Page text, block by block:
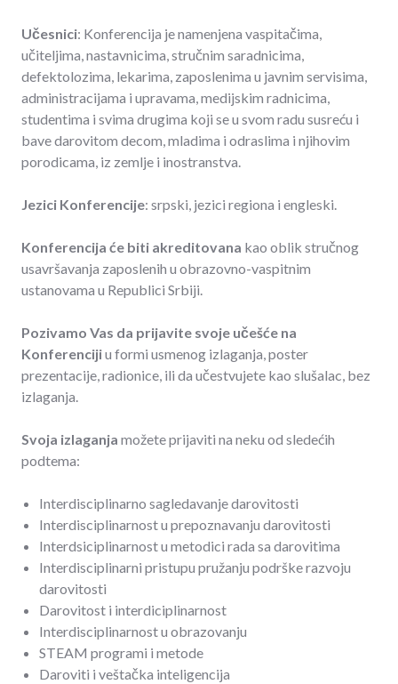
Učesnici: Konferencija je namenjena vaspitačima,
učiteljima, nastavnicima, stručnim saradnicima,
defektolozima, lekarima, zaposlenima u javnim servisima,
administracijama i upravama, medijskim radnicima,
studentima i svima drugima koji se u svom radu susreću i
bave darovitom decom, mladima i odraslima i njihovim
porodicama, iz zemlje i inostranstva.
Jezici Konferencije: srpski, jezici regiona i engleski.
Konferencija će biti akreditovana kao oblik stručnog
usavršavanja zaposlenih u obrazovno-vaspitnim
ustanovama u Republici Srbiji.
Pozivamo Vas da prijavite svoje učešće na
Konferencijiu formi usmenog izlaganja, poster
prezentacije, radionice, ili da učestvujete kao slušalac, bez
izlaganja.
Svoja izlaganja možete prijaviti na neku od sledećih
podtema:
Interdisciplinarno sagledavanje darovitosti
Interdisciplinarnost u prepoznavanju darovitosti
Interdsiciplinarnost u metodici rada sa darovitima
Interdisciplinarni pristupu pružanju podrške razvoju
darovitosti
Darovitost i interdiciplinarnost
Interdisciplinarnost u obrazovanju
STEAM programi i metode
Daroviti i veštačka inteligencija